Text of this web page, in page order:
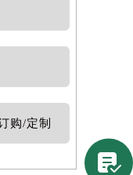
购/定制
